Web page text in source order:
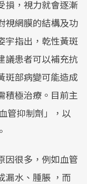
損，視力就會逐漸
視網膜的結構及功
宇指出，乾性黃斑
議患者可以補充抗
斑部病變可能造成
積極治療。目前主
管抑制劑」，以
因很多，例如血管
漏水、腫脹 ，而